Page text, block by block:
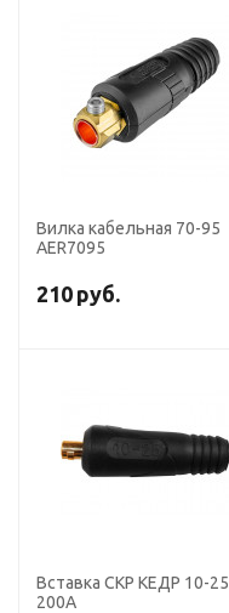
Вилка кабельная 70-95
AER7095
210 руб.
Вставка СКР КЕДР 10-25
200А